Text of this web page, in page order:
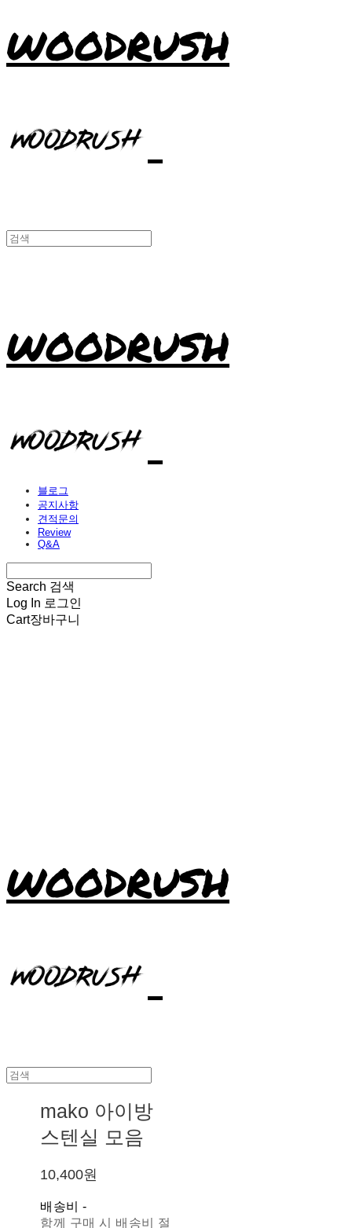
WOODRUSH
WOODRUSH
블로그
공지사항
견적문의
Review
Q&A
Search 검색
Log In 로그인
Cart장바구니
WOODRUSH
mako 아이방
스텐실 모음
10,400원
배송비-
함께 구매 시 배송비 절